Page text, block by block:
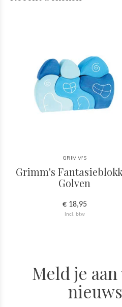
GRIMM'S
Grimm's
Golven
€ 18,95
Incl. btw
Meld je